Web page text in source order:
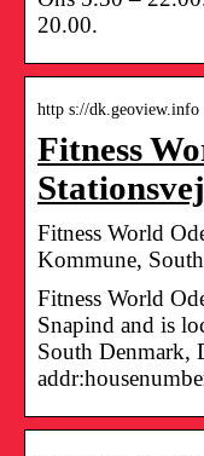
20.00.
http s://dk.geoview.info
Fitness
Fitness World
Kommune,
Fitness World
Snapind and is
South Denmark,